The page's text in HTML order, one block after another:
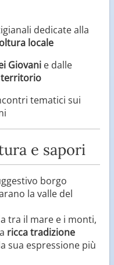
dedicate alla
locale
Giovani e dalle
territorio
tematici sui
e sapori
borgo
la valle del
tra il mare e i monti,
ricca tradizione
sua espressione più